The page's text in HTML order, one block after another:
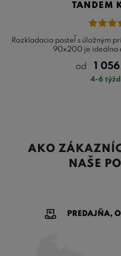
TANDEM
Rozkladacia posteľ s úložným
90x200 je ideálna
od 1
4-6
AKO
NAŠE
PREDAJŇA,